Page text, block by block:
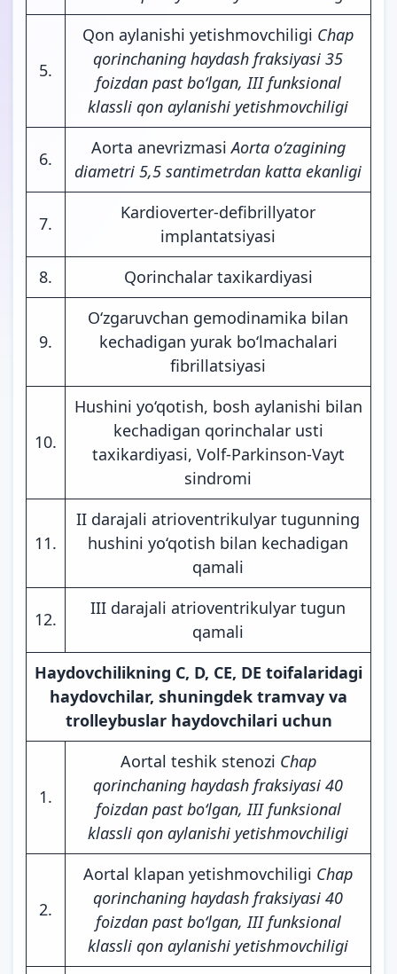
5.
Qon aylanishi yetishmovchiligi Chap
qorinchaning haydash fraksiyasi 35
foizdan past bo‘lgan, III funksional
klassli qon aylanishi yetishmovchiligi
6.
Aorta anevrizmasiAorta o‘zagining
diametri 5,5 santimetrdan katta ekanligi
7.
Kardioverter-defibrillyator
implantatsiyasi
8.
Qorinchalar taxikardiyasi
9.
O‘zgaruvchan gemodinamika bilan
kechadigan yurak bo‘lmachalari
fibrillatsiyasi
10.
Hushini yo‘qotish, bosh aylanishi bilan
kechadigan qorinchalar usti
taxikardiyasi, Volf-Parkinson-Vayt
sindromi
11.
II darajali atrioventrikulyar tugunning
hushini yo‘qotish bilan kechadigan
qamali
12.
III darajali atrioventrikulyar tugun
qamali
Haydovchilikning C, D, CE, DE toifalaridagi
haydovchilar, shuningdek tramvay va
trolleybuslar haydovchilari uchun
1.
Aortal teshik stenozi Chap
qorinchaning haydash fraksiyasi 40
foizdan past bo‘lgan, III funksional
klassli qon aylanishi yetishmovchiligi
2.
Aortal klapan yetishmovchiligi Chap
qorinchaning haydash fraksiyasi 40
foizdan past bo‘lgan, III funksional
klassli qon aylanishi yetishmovchiligi